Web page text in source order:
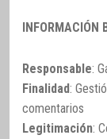
INFORMACIÓN
Responsable:
Finalidad:
comentarios
Legitimación: